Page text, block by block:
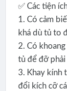
✅ Các tiện
1. Có cảm
khá dù tủ to
2. Có
tủ để đỡ phải
3. Khay kính
đổi kích cỡ